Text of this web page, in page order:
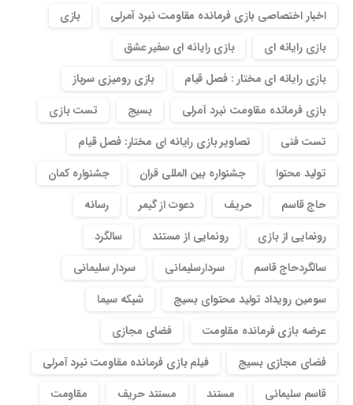
اخبار اختصاصی بازی فرمانده مقاومت نبرد آمرلی
بازی
بازی رایانه ای
بازی رایانه ای سفیر عشق
بازی رایانه ای مختار : فصل قیام
بازی رومیزی سرباز
بازی فرمانده مقاومت نبرد آمرلی
بسیج
تست بازی
تست فنی
تصاویر بازی رایانه ای مختار: فصل قیام
تولید محتوا
جشنواره بین المللی قران
جشنواره کمان
حاج قاسم
حریف دعوت از گیمر
رسانه
رونمایی از بازی
رونمایی از مستند
سالگرد
سالگردحاج قاسم
سردارسلیمانی
سردار سلیمانی
سومین رویداد تولید محتوای بسیج
شبکه سیما
عرضه بازی فرمانده مقاومت
فضای مجازی
فضای مجازی بسیج
فیلم بازی فرمانده مقاومت نبرد آمرلی
قاسم سلیمانی
مستند مستند حریف
مقاومت